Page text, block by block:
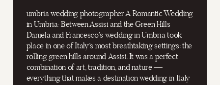
umbria wedding photographer A Romantic Wedding
in Umbria: Between Assisi and the Green Hills
Daniela and Francesco’s wedding in Umbria took
place in one of Italy’s most breathtaking settings: the
rolling green hills around Assisi. It was a perfect
combination of art, tradition, and nature —
everything that makes a destination wedding in Italy